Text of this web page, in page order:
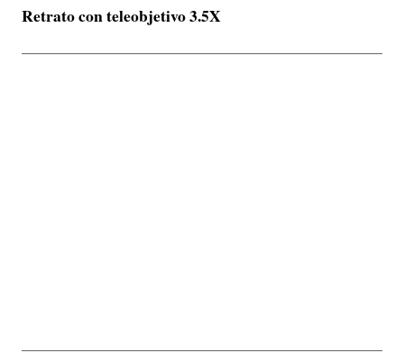
Retrato con teleobjetivo 3.5X